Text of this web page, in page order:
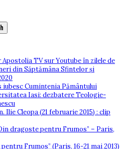
TV sur Youtube în zilele de
din Săptămâna Sfintelor și
Cumințenia Pământului
Iasi: dezbatere Teologie-
Cleopa (21 februarie 2015) : clip
dragoste pentru Frumos” – Paris,
Frumos” (Paris, 16-21 mai 2013)